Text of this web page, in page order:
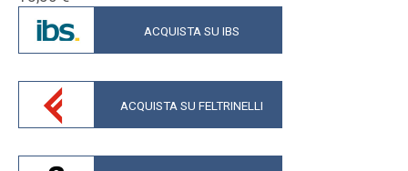
ACQUISTA SU IBS
ACQUISTA SU FELTRINELLI